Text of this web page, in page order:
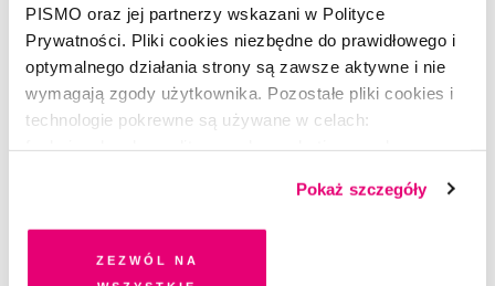
PISMO oraz jej partnerzy wskazani w Polityce
Prywatności. Pliki cookies niezbędne do prawidłowego i
optymalnego działania strony są zawsze aktywne i nie
wymagają zgody użytkownika. Pozostałe pliki cookies i
technologie pokrewne są używane w celach:
dobrowolną zgodę na pliki cookies i technologie
pokrewne, zgadzasz się na przechowywanie informacji
na Twoim urządzeniu końcowym lub dostęp do niego i
przetwarzanie danych. Zgodę na wszystkie lub niektóre
Pokaż szczegóły
Zezwól na
Magdalena Lemańska–(ur. 1979), dziennikarka
miesięcznika „Forbes”, wcześniej przez ponad 10 lat w dziale
ekonomicznym „Rzeczpospolitej”, gdzie pisała o rynku
mediów, rozrywki i nowych technologii. O mediach zaczęła
Barbara Sowa–Pomysłodawczyni
drugiego sezonu, za który otrzymała nagrodę Grand Press w
kategorii reportaż radiowy. Producentka trzeciego i czwartego